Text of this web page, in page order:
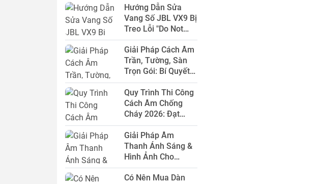
Focal
B&O (Bang &
Olufsen)
Klipsch Adam audio
Mackie Acnos
Klipsch
Harman
Kardon
Marshall BBS
Earthworks
Swiff
Hướng Dẫn Sửa
Vang Số JBL VX9 Bị
Treo Lỗi "Do Not
Power Off Update"
Từ A-Z
Giải Pháp Cách Âm
Trần, Tường, Sàn
Trọn Gói: Bí Quyết
Triệt Tiêu Tiếng Ồn
KTV, Bar, Phòng
Thu Toàn Diện
Quy Trình Thi Công
Cách Âm Chống
Cháy 2026: Đạt
Chuẩn -58dB Cho
KTV, Studio
Giải Pháp Âm
Thanh Ánh Sáng &
Hình Ảnh Cho
Phòng Golf 3D Tại
Nhà Đẳng Cấp
Có Nên Mua Dàn